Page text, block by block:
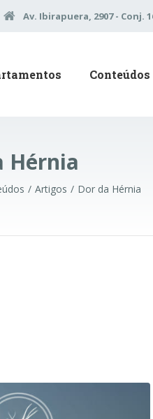
Av. Ibirapuera, 2907 - Conj.
Conteúdos
Hérnia
Artigos Dor da Hérnia